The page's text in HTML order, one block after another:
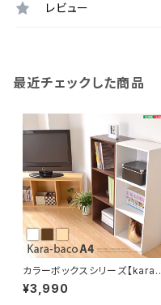
レビュー
最近チェックした商品
カラーボックスシリーズ【kara-
bacoA4】3段A4サイズ H145
7
¥3,990